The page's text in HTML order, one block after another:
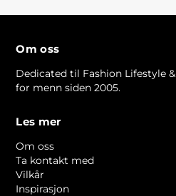
Om oss
Dedicated til Fashion Lifestyle &
for menn siden 2005.
Les mer
Om oss
Ta kontakt med
Vilkår
Inspirasjon